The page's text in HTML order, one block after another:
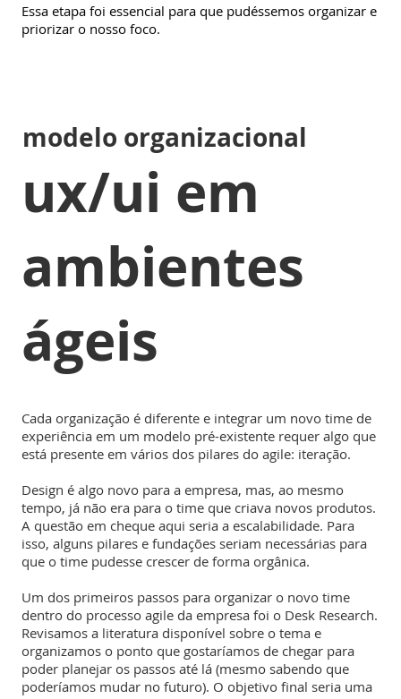
Essa etapa foi essencial para que pudéssemos organizar e
priorizar o nosso foco.
modelo organizacional
ux/ui em
ambientes
ágeis
Cada organização é diferente e integrar um novo time de
experiência em um modelo pré-existente requer algo que
está presente em vários dos pilares do agile: iteração.
Design é algo novo para a empresa, mas, ao mesmo
tempo, já não era para o time que criava novos produtos.
A questão em cheque aqui seria a escalabilidade. Para
isso, alguns pilares e fundações seriam necessárias para
que o time pudesse crescer de forma orgânica.
Um dos primeiros passos para organizar o novo time
dentro do processo agile da empresa foi o Desk Research.
Revisamos a literatura disponível sobre o tema e
organizamos o ponto que gostaríamos de chegar para
poder planejar os passos até lá (mesmo sabendo que
poderíamos mudar no futuro). O objetivo final seria uma